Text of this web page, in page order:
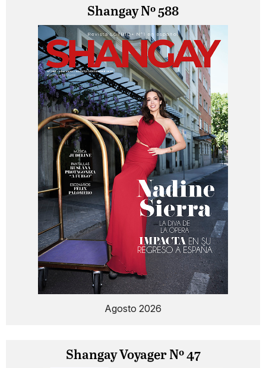
Shangay Nº 588
Agosto 2026
Shangay Voyager Nº 47